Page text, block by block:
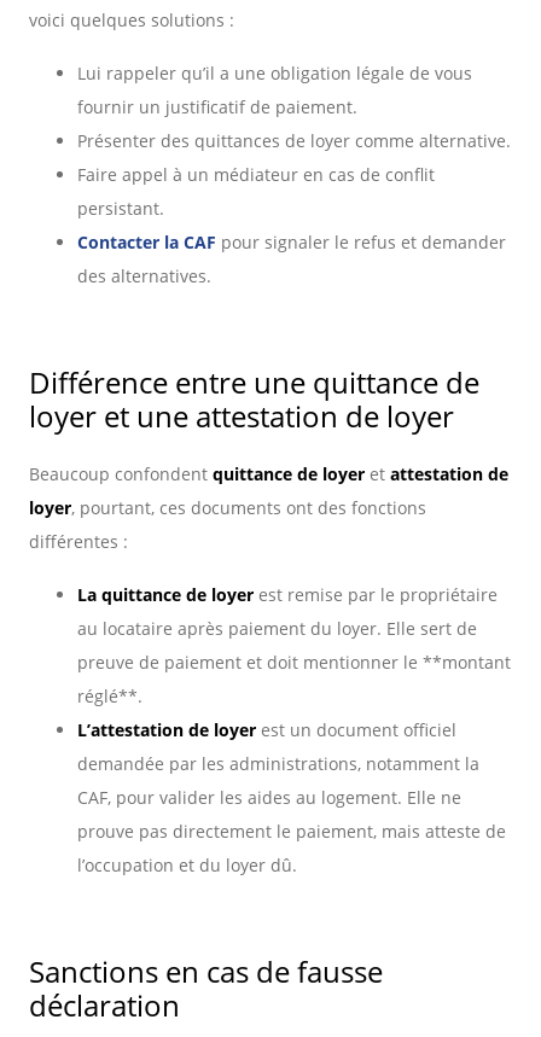
voici quelques solutions :
Lui rappeler qu’il a une obligation légale de vous
fournir un justificatif de paiement.
Présenter des quittances de loyer comme alternative.
Faire appel à un médiateur en cas de conflit
persistant.
Contacter la CAF pour signaler le refus et demander
des alternatives.
Différence entre une quittance de
loyer et une attestation de loyer
Beaucoup confondent quittance de loyer et attestation de
loyer, pourtant, ces documents ont des fonctions
différentes :
La quittance de loyer est remise par le propriétaire
au locataire après paiement du loyer. Elle sert de
preuve de paiement et doit mentionner le **montant
réglé**.
L’attestation de loyer est un document officiel
demandée par les administrations, notamment la
CAF, pour valider les aides au logement. Elle ne
prouve pas directement le paiement, mais atteste de
l’occupation et du loyer dû.
Sanctions en cas de fausse
déclaration